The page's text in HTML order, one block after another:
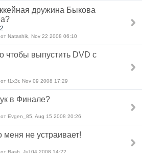
дружина Быкова
Natashik, Nov 22 2008 06:10
чтобы выпустить DVD с
f1x3r, Nov 09 2008 17:29
в Финале?
Evgen_85, Aug 15 2008 20:26
меня не устраивает!
Rash, Jul 04 2008 14:22